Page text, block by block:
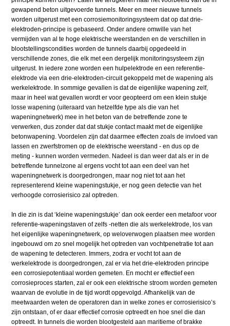
gewapend beton uitgevoerde tunnels. Meer en meer nieuwe tunnels
worden uitgerust met een corrosiemonitoringsysteem dat op dat drie-
elektroden-principe is gebaseerd. Onder andere omwille van het
vermijden van al te hoge elektrische weerstanden en de verschillen in
blootstellingscondities worden de tunnels daarbij opgedeeld in
verschillende zones, die elk met een dergelijk monitoringsysteem zijn
uitgerust. In iedere zone worden een hulpelektrode en een referentie-
elektrode via een drie-elektroden-circuit gekoppeld met de wapening als
werkelektrode. In sommige gevallen is dat de eigenlijke wapening zelf,
maar in heel wat gevallen wordt er voor geopteerd om een klein stukje
losse wapening (uiteraard van hetzelfde type als die van het
wapeningnetwerk) mee in het beton van de betreffende zone te
verwerken, dus zonder dat dat stukje contact maakt met de eigenlijke
betonwapening. Voordelen zijn dat daarmee effecten zoals de invloed van
lassen en zwerfstromen op de elektrische weerstand - en dus op de
meting - kunnen worden vermeden. Nadeel is dan weer dat als er in de
betreffende tunnelzone al ergens vocht tot aan een deel van het
wapeningnetwerk is doorgedrongen, maar nog niet tot aan het
representerend kleine wapeningstukje, er nog geen detectie van het
verhoogde corrosierisico zal optreden.
In die zin is dat ‘kleine wapeningstukje’ dan ook eerder een metafoor voor
referentie-wapeningstaven of zelfs -netten die als werkelektrode, los van
het eigenlijke wapeningnetwerk, op weloverwogen plaatsen mee worden
ingebouwd om zo snel mogelijk het optreden van vochtpenetratie tot aan
de wapening te detecteren. Immers, zodra er vocht tot aan de
werkelektrode is doorgedrongen, zal er via het drie-elektroden principe
een corrosiepotentiaal worden gemeten. En mocht er effectief een
corrosieproces starten, zal er ook een elektrische stroom worden gemeten
waarvan de evolutie in de tijd wordt opgevolgd. Afhankelijk van de
meetwaarden weten de operatoren dan in welke zones er corrosierisico’s
zijn ontstaan, of er daar effectief corrosie optreedt en hoe snel die dan
optreedt. In tunnels die worden blootgesteld aan maritieme of brakke